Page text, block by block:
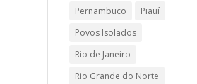
Pernambuco
Piauí
Povos Isolados
Rio de Janeiro
Rio Grande do Norte